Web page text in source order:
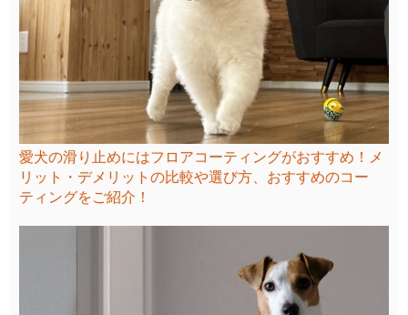
愛犬の滑り止めにはフロアコーティングがおすすめ！メ
リット・デメリットの比較や選び方、おすすめのコー
ティングをご紹介！